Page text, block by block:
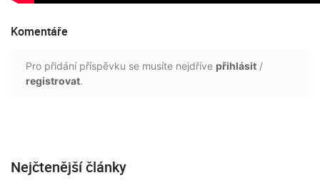
Komentáře
Pro přidání příspěvku se musíte nejdříve přihlásit /
registrovat.
Nejčtenější články